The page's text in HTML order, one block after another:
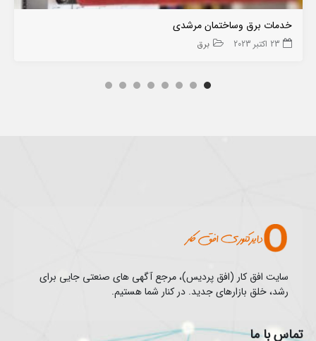
خدمات برق وساختمان مرشدی
23 اکتبر 2023 برق
سایت افق کار (افق پردیس)، مرجع آگهی های صنعتی جایی برای
رشد، خلق بازارهای جدید. در کنار شما هستیم.
تماس با ما